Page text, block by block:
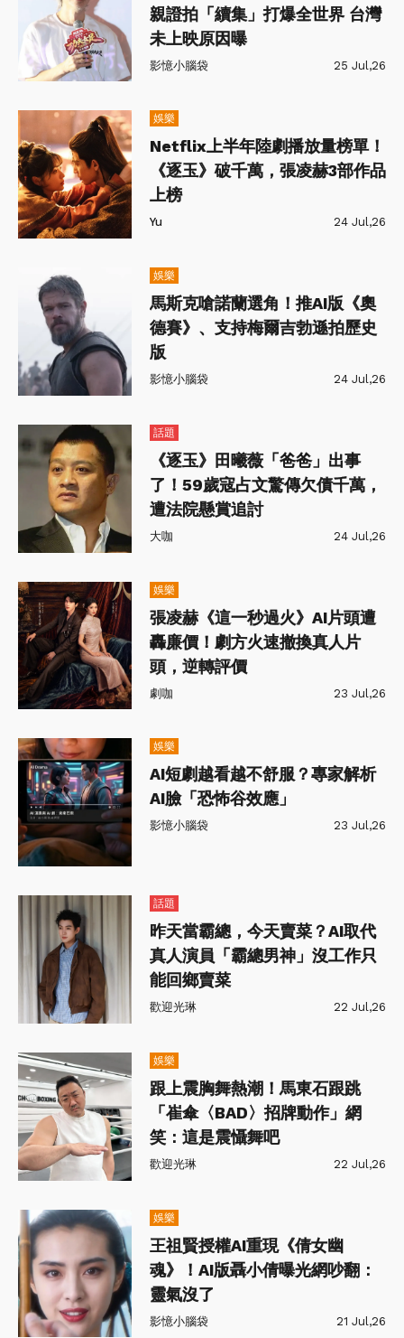
親證拍「續集」打爆全世界 台灣
未上映原因曝
影憶小腦袋 25 Jul,26
娛樂
Netflix上半年陸劇播放量榜單！
《逐玉》破千萬，張凌赫3部作品
上榜
Yu 24 Jul,26
娛樂
馬斯克嗆諾蘭選角！推AI版《奧
德賽》、支持梅爾吉勃遜拍歷史
版
影憶小腦袋 24 Jul,26
話題
《逐玉》田曦薇「爸爸」出事
了！59歲寇占文驚傳欠債千萬，
遭法院懸賞追討
大咖 24 Jul,26
娛樂
張凌赫《這一秒過火》AI片頭遭
轟廉價！劇方火速撤換真人片
頭，逆轉評價
劇咖 23 Jul,26
娛樂
AI短劇越看越不舒服？專家解析
AI臉「恐怖谷效應」
影憶小腦袋 23 Jul,26
話題
昨天當霸總，今天賣菜？AI取代
真人演員「霸總男神」沒工作只
能回鄉賣菜
歡迎光琳 22 Jul,26
娛樂
跟上震胸舞熱潮！馬東石跟跳
「崔傘〈BAD〉招牌動作」網
笑：這是震懾舞吧
歡迎光琳 22 Jul,26
娛樂
王祖賢授權AI重現《倩女幽
魂》！AI版聶小倩曝光網吵翻：
靈氣沒了
影憶小腦袋 21 Jul,26